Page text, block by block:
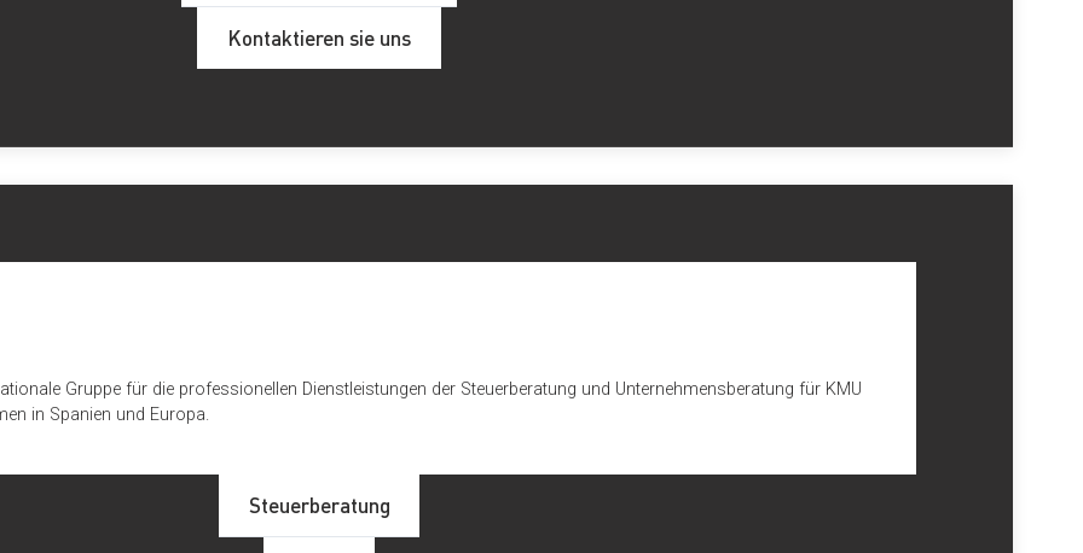
Kontaktieren sie uns
Gruppe für die professionellen Dienstleistungen der Steuerberatung und Unternehmensberatung für KMU
in Spanien und Europa.
Steuerberatung